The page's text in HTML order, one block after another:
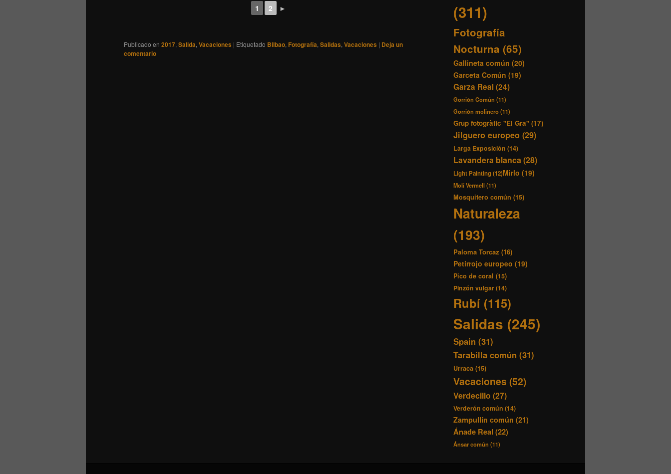
1 2 ►
Publicado en 2017, Salida, Vacaciones | Etiquetado Bilbao, Fotografía, Salidas, Vacaciones | Deja un
comentario
(311)
Fotografía
Nocturna (65)
Gallineta común (20)
Garceta Común (19)
Garza Real(24)
Gorrión Común (11)
Gorrión molinero(11)
Grup fotogràfic "El Gra" (17)
Jilguero europeo (29)
Larga Exposición (14)
Lavandera blanca(28)
Light Painting(12)Mirlo (19)
Molí Vermell(11)
Mosquitero común (15)
Naturaleza
(193)
Paloma Torcaz (16)
Petirrojo europeo (19)
Pico de coral (15)
Pinzón vulgar(14)
Rubí (115)
Salidas (245)
Spain (31)
Tarabilla común (31)
Urraca (15)
Vacaciones (52)
Verdecillo (27)
Verderón común (14)
Zampullín común (21)
Ánade Real (22)
Ánsar común (11)